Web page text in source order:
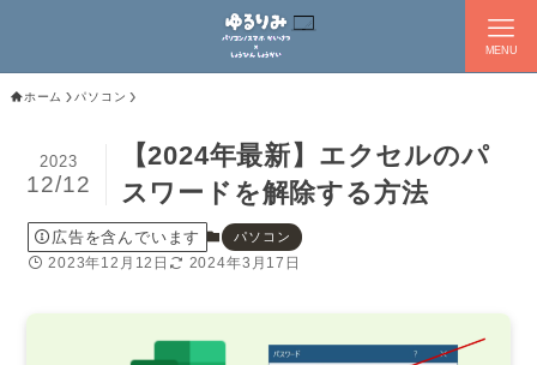
MENU
ホーム パソコン
【2024年最新】エクセルのパ
スワードを解除する方法
2023
12/12
広告を含んでいます パソコン
2023年12月12日 2024年3月17日